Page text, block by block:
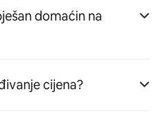
domaćin na
cijena?